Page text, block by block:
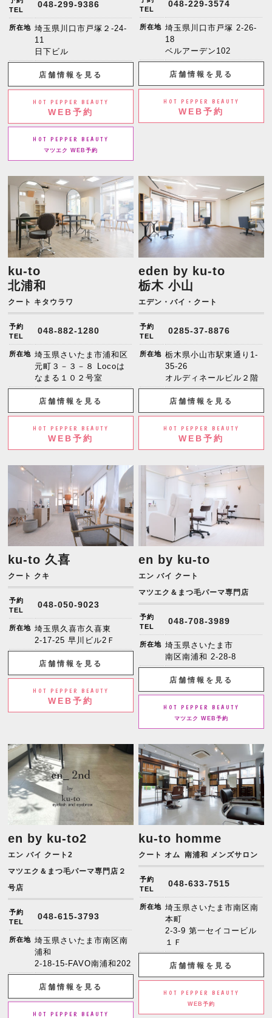
TEL
048-299-9386
所在地 埼玉県川口市戸塚２-24-
11
日下ビル
店舗情報を見る
HOT PEPPER BEAUTY
WEB予約
HOT PEPPER BEAUTY
マツエク WEB予約
TEL
048-229-3574
所在地 埼玉県川口市戸塚 2-26-
18
ベルアーデン102
店舗情報を見る
HOT PEPPER BEAUTY
WEB予約
ku-to
北浦和
クート キタウラワ
予約
TEL
048-882-1280
所在地 埼玉県さいたま市浦和区
元町３－３－８ Locoは
なまる１０２号室
店舗情報を見る
HOT PEPPER BEAUTY
WEB予約
eden by ku-to
栃木 小山
エデン・バイ・クート
予約
TEL
0285-37-8876
所在地 栃木県小山市駅東通り1-
35-26
オルディネールビル２階
店舗情報を見る
HOT PEPPER BEAUTY
WEB予約
ku-to 久喜
クート クキ
予約
TEL
048-050-9023
所在地 埼玉県久喜市久喜東
2-17-25 早川ビル2Ｆ
店舗情報を見る
HOT PEPPER BEAUTY
WEB予約
en by ku-to
エン バイ クート
マツエク＆まつ毛パーマ専門店
予約
TEL
048-708-3989
所在地 埼玉県さいたま市
南区南浦和 2-28-8
店舗情報を見る
HOT PEPPER BEAUTY
マツエク WEB予約
en by ku-to2
エン バイ クート2
マツエク＆まつ毛パーマ専門店２
号店
予約
TEL
048-615-3793
所在地 埼玉県さいたま市南区南
浦和
2-18-15-FAVO南浦和202
店舗情報を見る
HOT PEPPER BEAUTY
ku-to homme
クート オム 南浦和 メンズサロン
予約
TEL
048-633-7515
所在地 埼玉県さいたま市南区南
本町
2-3-9 第一セイコービル
１Ｆ
店舗情報を見る
HOT PEPPER BEAUTY
WEB予約